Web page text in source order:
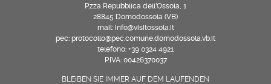
P.zza Repubblica dell’Ossola, 1
28845 Domodossola (VB)
mail: info@visitossola.it
pec: protocollo@pec.comune.domodossola.vb.it
telefono: +39 0324 4921
P.IVA: 00426370037
BLEIBEN SIE IMMER AUF DEM LAUFENDEN